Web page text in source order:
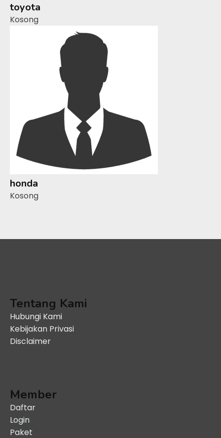
toyota
Kosong
honda
Kosong
Tentang Kami
Hubungi Kami
Kebijakan Privasi
Disclaimer
Member
Daftar
Login
Paket